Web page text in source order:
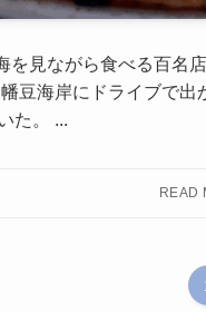
見ながら食べる百名
豆海岸にドライブで
た。 ...